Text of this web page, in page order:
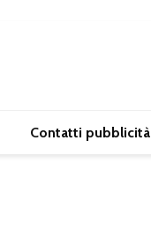
Contatti pubblicità